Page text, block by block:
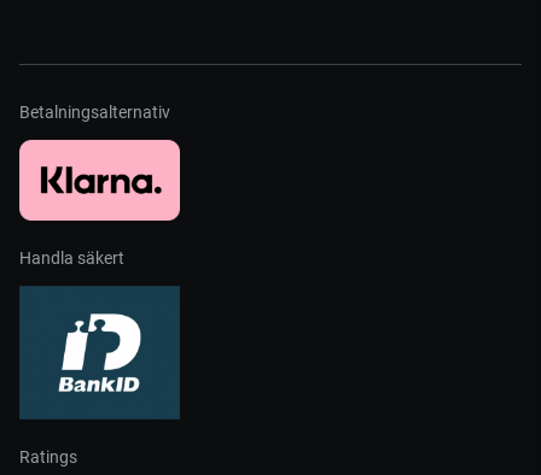
Betalningsalternativ
Handla säkert
Ratings